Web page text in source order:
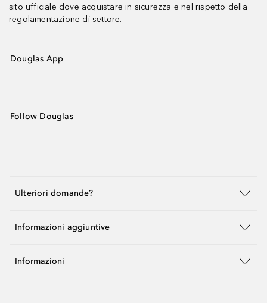
sito ufficiale dove acquistare in sicurezza e nel rispetto della
regolamentazione di settore.
Douglas App
Follow Douglas
Ulteriori domande?
Informazioni aggiuntive
Informazioni